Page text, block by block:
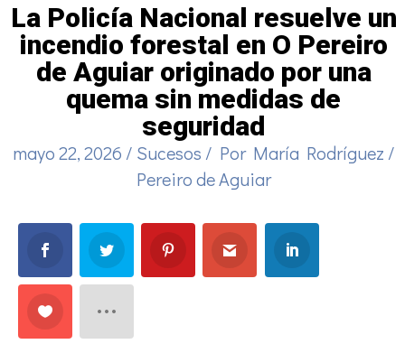
La Policía Nacional resuelve un
incendio forestal en O Pereiro
de Aguiar originado por una
quema sin medidas de
seguridad
mayo 22, 2026 / Sucesos / Por María Rodríguez /
Pereiro de Aguiar